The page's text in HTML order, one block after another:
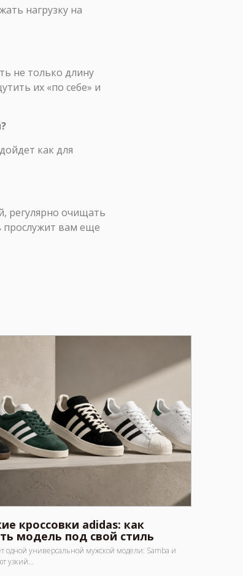
нагрузку на
не только длину
их «по себе» и
как для
регулярно очищать
прослужит вам еще
кроссовки adidas: как
модель под свой стиль
одной универсальной мужской модели: Samba и
узкий...